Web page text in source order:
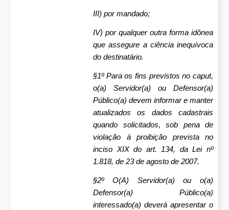
III) por mandado;
IV) por qualquer outra forma idônea
que assegure a ciência inequívoca
do destinatário.
§1º Para os fins previstos no caput,
o(a) Servidor(a) ou Defensor(a)
Público(a) devem informar e manter
atualizados os dados cadastrais
quando solicitados, sob pena de
violação à proibição prevista no
inciso XIX do art. 134, da Lei nº
1.818, de 23 de agosto de 2007.
§2º O(A) Servidor(a) ou o(a)
Defensor(a) Público(a)
interessado(a) deverá apresentar o